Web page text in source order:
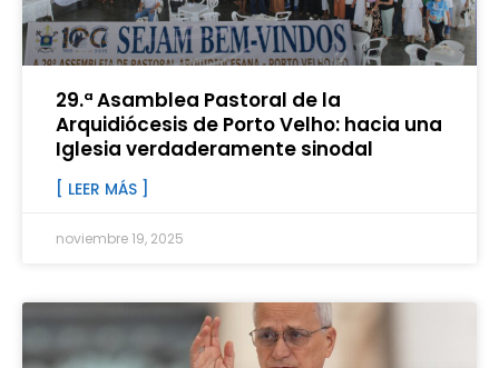
29.ª Asamblea Pastoral de la
Arquidiócesis de Porto Velho: hacia una
Iglesia verdaderamente sinodal
[ LEER MÁS ]
noviembre 19, 2025